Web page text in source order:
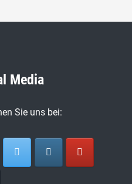
Media
Sie uns bei: